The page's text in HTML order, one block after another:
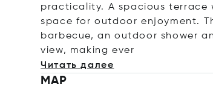
practicality. A spacious terrace
space for outdoor enjoyment.
barbecue, an outdoor shower
view, making ever
Читать далее
MAP